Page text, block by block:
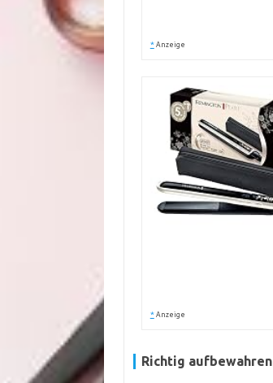
* Anzeige
* Anzeige
Richtig aufbewahren